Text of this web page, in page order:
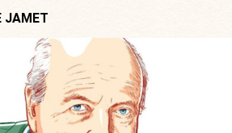
JAMET